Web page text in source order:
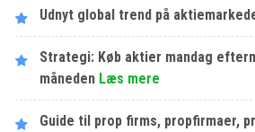
Udnyt global trend på
Strategi: Køb aktier mandag
måneden Læs mere
Guide til prop firms, propfirmaer,